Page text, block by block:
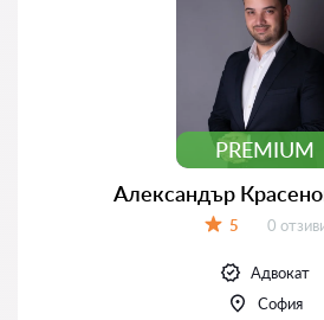
PREMIUM
Александър
5 Отзиви:
0
Адвокат
София